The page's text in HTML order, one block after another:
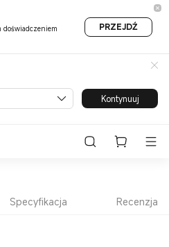
doświadczeniem
PRZEJDŹ
Kontynuuj
Specyfikacja Recenzja